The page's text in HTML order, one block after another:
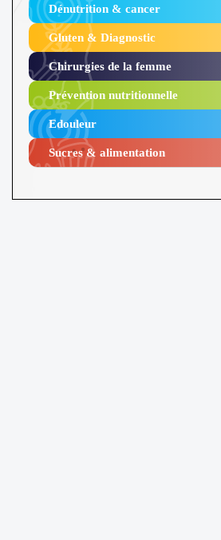
Dénutrition & cancer
Gluten & Diagnostic
Chirurgies de la femme
Prévention nutritionnelle
Edouleur​
Sucres & alimentation​